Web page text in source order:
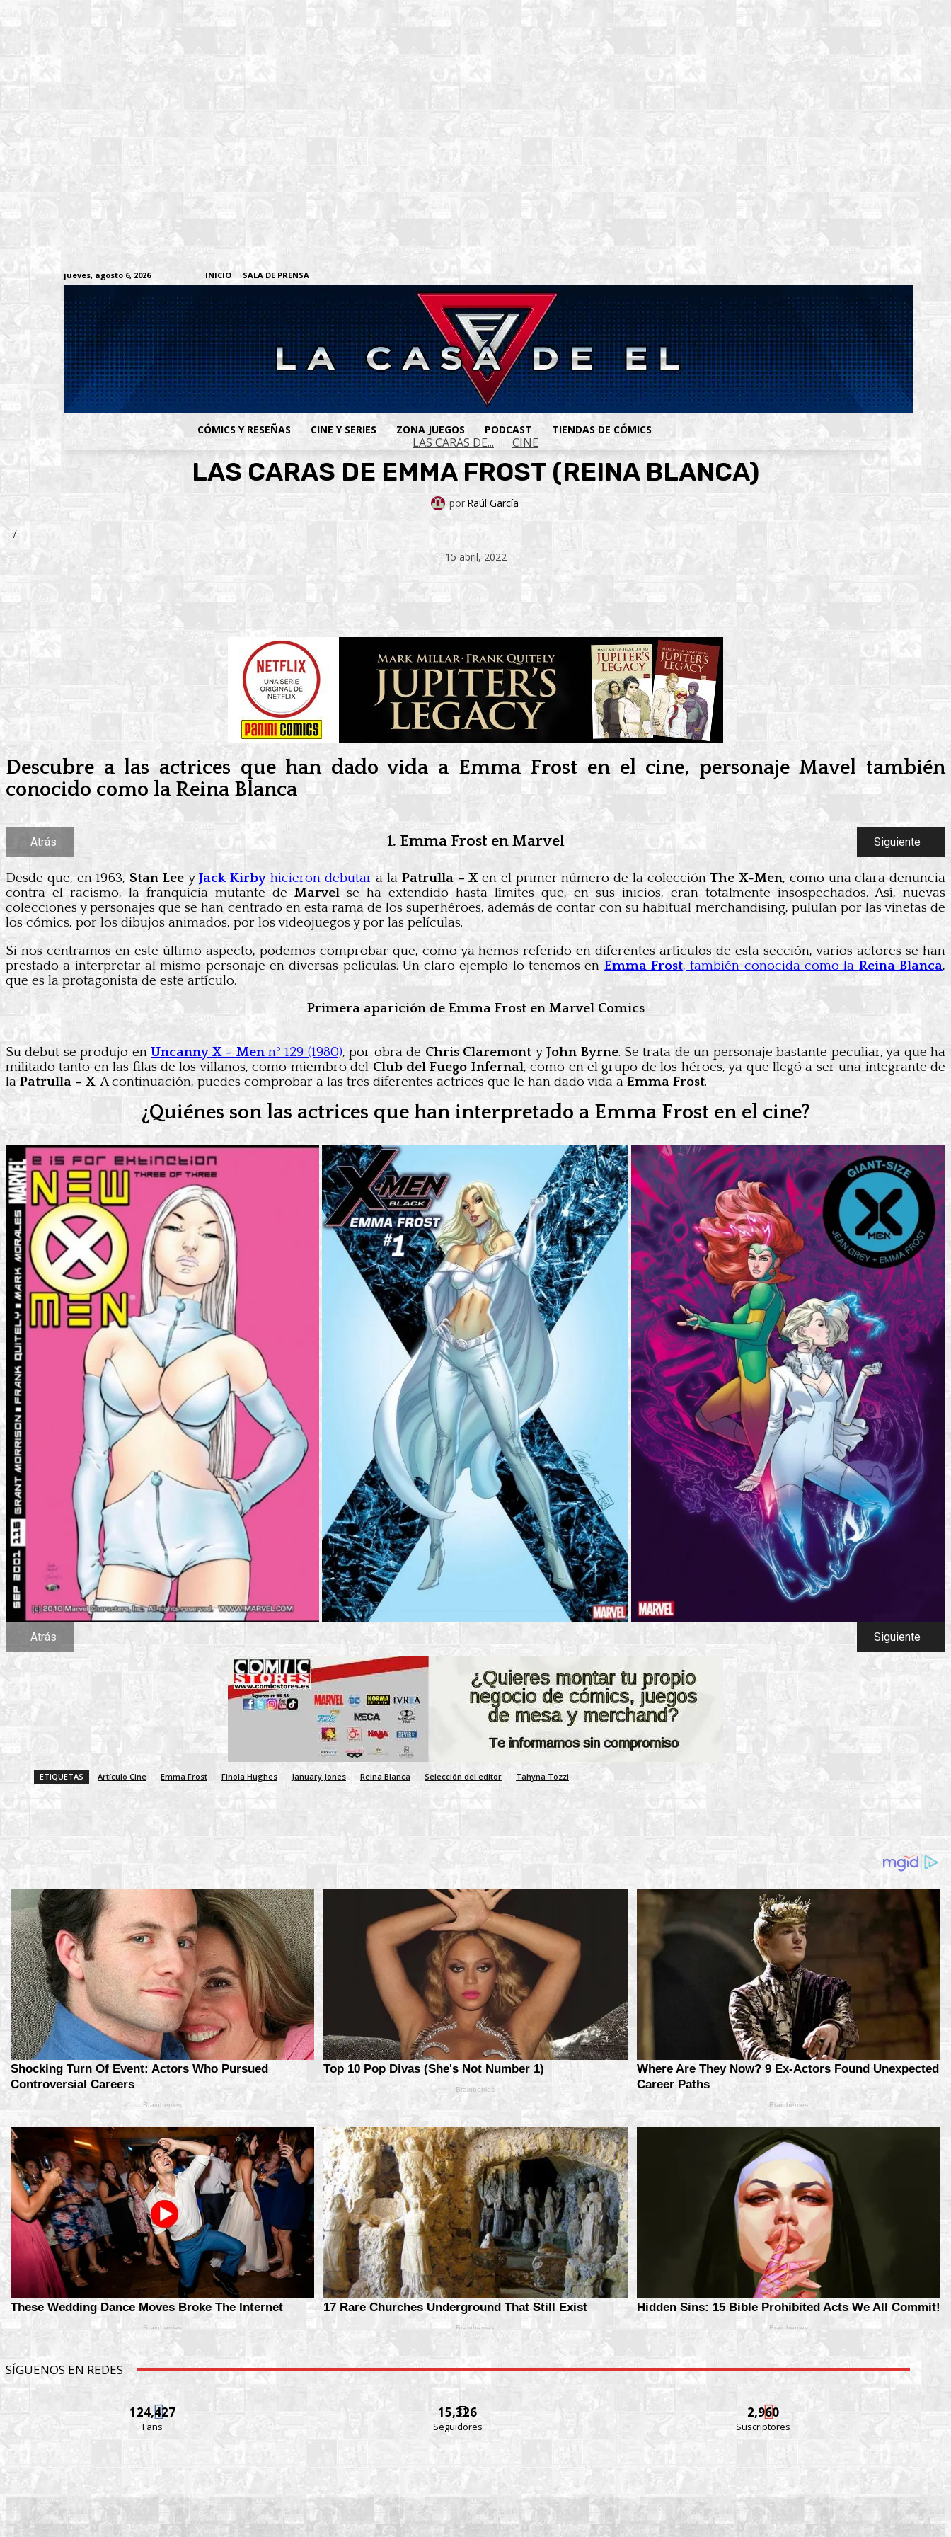
jueves, agosto 6, 2026 INICIO SALA DE PRENSA
CÓMICS Y RESEÑAS CINE Y SERIES ZONA JUEGOS PODCAST TIENDAS DE CÓMICS
LAS CARAS DE... CINE
LAS CARAS DE EMMA FROST (REINA BLANCA)
por Raúl García
/
15 abril, 2022
Facebook X Telegram WhatsApp
Descubre a las actrices que han dado vida a Emma Frost en el cine, personaje Mavel también
conocido como la Reina Blanca
Atrás Siguiente
1. Emma Frost en Marvel
Desde que, en 1963, Stan Leey Jack Kirby hicieron debutara laPatrulla – X en el primer número de la colecciónThe X-Men, como una clara denuncia
contra el racismo, la franquicia mutante de Marvel se ha extendido hasta límites que, en sus inicios, eran totalmente insospechados. Así, nuevas
colecciones y personajes que se han centrado en esta rama de los superhéroes, además de contar con su habitual merchandising, pululan por las viñetas de
los cómics, por los dibujos animados, por los videojuegos y por las películas.
Si nos centramos en este último aspecto, podemos comprobar que, como ya hemos referido en diferentes artículos de esta sección, varios actores se han
prestado a interpretar al mismo personaje en diversas películas. Un claro ejemplo lo tenemos en Emma Frost, también conocida como la Reina Blanca,
que es la protagonista de este artículo.
Primera aparición de Emma Frost en Marvel Comics
Su debut se produjo enUncanny X – Mennº 129 (1980), por obra de Chris Claremont y John Byrne. Se trata de un personaje bastante peculiar, ya que ha
militado tanto en las filas de los villanos, como miembro del Club del Fuego Infernal, como en el grupo de los héroes, ya que llegó a ser una integrante de
laPatrulla – X. A continuación, puedes comprobar a las tres diferentes actrices que le han dado vida a Emma Frost.
¿Quiénes son las actrices que han interpretado a Emma Frost en el cine?
Atrás Siguiente
ETIQUETAS Artículo Cine Emma Frost Finola Hughes January Jones Reina Blanca Selección del editor Tahyna Tozzi
SÍGUENOS EN REDES
124,427
Fans
15,326
Seguidores
2,960
Suscriptores